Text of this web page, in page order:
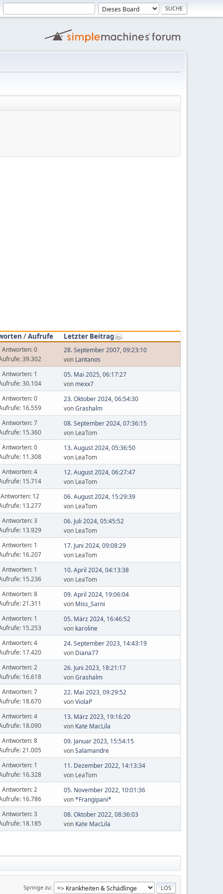
/Aufrufe
Letzter Beitrag
Antworten: 0
39.302
28. September 2007, 09:23:10
von Lantanos
Antworten: 1
30.104
05. Mai 2025, 06:17:27
von mexx7
Antworten: 0
16.559
23. Oktober 2024, 06:54:30
vonGrashalm
Antworten: 7
15.360
08. September 2024, 07:36:15
von LeaTom
Antworten: 0
11.308
13. August 2024, 05:36:50
von LeaTom
Antworten: 4
15.714
12. August 2024, 06:27:47
von LeaTom
Antworten: 12
13.277
06. August 2024, 15:29:39
von LeaTom
Antworten: 3
13.929
06. Juli 2024, 05:45:52
von LeaTom
Antworten: 1
16.207
17. Juni 2024, 09:08:29
von LeaTom
Antworten: 1
15.236
10. April 2024, 04:13:38
von LeaTom
Antworten: 8
21.311
09. April 2024, 19:06:04
von Miss_Sarni
Antworten: 1
15.253
05. März 2024, 16:46:52
von karoline
Antworten: 4
17.420
24. September 2023, 14:43:19
von Diana77
Antworten: 2
16.618
26. Juni 2023, 18:21:17
vonGrashalm
Antworten: 7
18.670
22. Mai 2023, 09:29:52
vonViolaP
Antworten: 4
18.090
13. März 2023, 19:16:20
von Kate MacLila
Antworten: 8
21.005
09. Januar 2023, 15:54:15
vonSalamandre
Antworten: 1
16.328
11. Dezember 2022, 14:13:34
von LeaTom
Antworten: 2
16.786
05. November 2022, 10:01:36
von*Frangipani*
Antworten: 3
18.185
08. Oktober 2022, 08:36:03
von Kate MacLila
Springe zu